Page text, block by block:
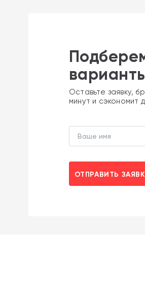
Оставьте заявку,
минут и сэкономит
ОТПРАВИТЬ